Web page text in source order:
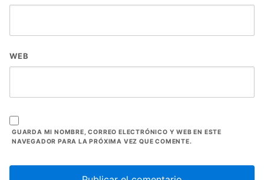
WEB
GUARDA MI NOMBRE, CORREO ELECTRÓNICO Y WEB EN ESTE
NAVEGADOR PARA LA PRÓXIMA VEZ QUE COMENTE.